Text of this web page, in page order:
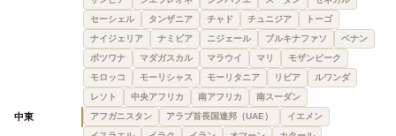
セーシェル
タンザニア チャド チュニジア
トーゴ
ナイジェリア
ナミビア ニジェール ブルキナファソ
ベナン
ボツワナ
マダガスカル マラウイ マリ
モザンビーク
モロッコ
モーリシャス モーリタニア リビア
ルワンダ
レソト
中央アフリカ 南アフリカ 南スーダン
中東 アフガニスタン アラブ首長国連邦（UAE）
イエメン